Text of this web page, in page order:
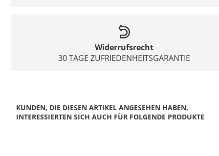
Widerrufsrecht
30 TAGE ZUFRIEDENHEITSGARANTIE
KUNDEN, DIE DIESEN ARTIKEL ANGESEHEN HABEN,
INTERESSIERTEN SICH AUCH FÜR FOLGENDE PRODUKTE